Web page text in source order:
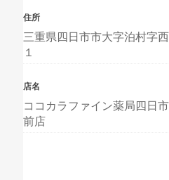
住所
三重県四日市市大字泊村字
１
店名
ココカラファイン薬局四日
前店